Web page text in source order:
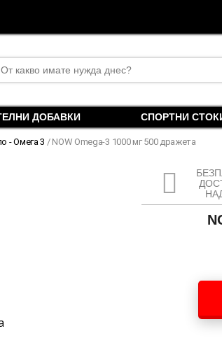
ДОБАВКИ СПОРТНИ
- Омега 3 / NOW Omega-3 1000 мг 500 дражета